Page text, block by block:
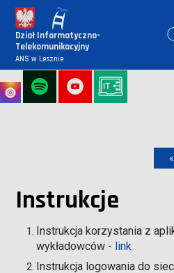
Dział Informatyczno-
Telekomunikacyjny
ANS w Lesznie
Instrukcje
Instrukcja korzystania z
wykładowców - link
Instrukcja logowania do